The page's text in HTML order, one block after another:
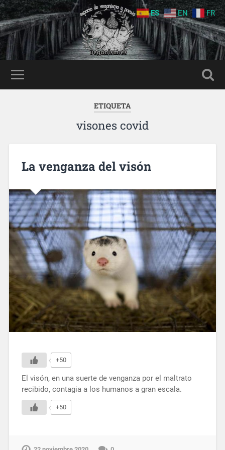
ETIQUETA
visones covid
La venganza del visón
+50
El visón, en una suerte de venganza por el maltrato
recibido, contagia a los humanos a gran escala.
+50
ES EN FR